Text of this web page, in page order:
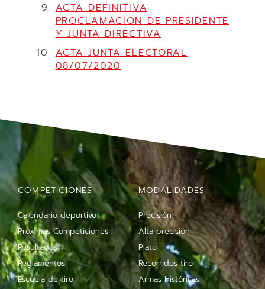
ACTA DEFINITIVA
PROCLAMACION DE PRESIDENTE
Y JUNTA DIRECTIVA
ACTA JUNTA ELECTORAL
08/07/2020
COMPETICIONES
Calendario deportivo
Próximas Competiciones
Resultados
Reglamentos
Escuela de tiro
MODALIDADES
Precisión
Alta precisión
Plato
Recorridos tiro
Armas Históricas